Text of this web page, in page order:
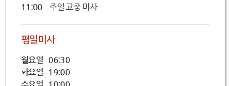
11:00
주일 교중 미사
평일미사
월요일 06:30
화요일 19:00